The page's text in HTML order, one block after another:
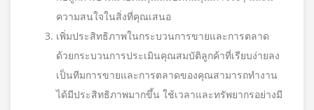
ความสนใจในสิ่งที่คุณเสนอ
เพิ่มประสิทธิภาพในกระบวนการขายและการตลาด
ด้วยกระบวนการประเมินคุณสมบัติลูกค้าที่เรียบง่ายลง
เป็นทีมการขายและการตลาดของคุณสามารถทำงาน
ได้มีประสิทธิภาพมากขึ้น ใช้เวลาและทรัพยากรอย่างมี